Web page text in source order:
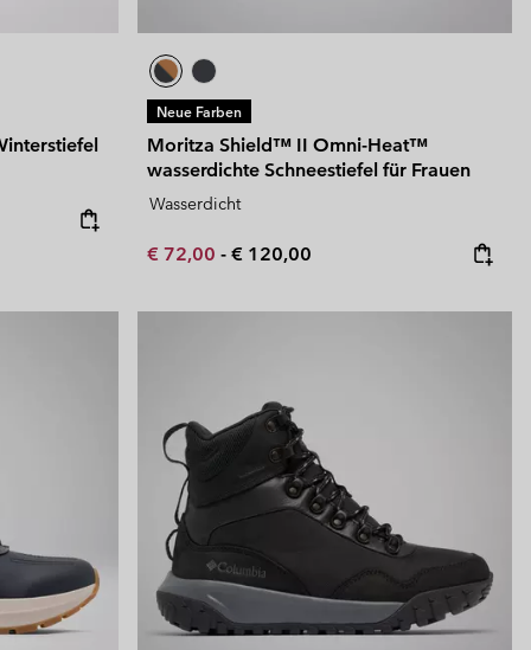
Neue Farben
Moritza Shield™ II Omni-Heat™
wasserdichte Schneestiefel für Frauen
Wasserdicht
Minimum sale price:
€ 72,00 - Maximum price:
€ 120,00